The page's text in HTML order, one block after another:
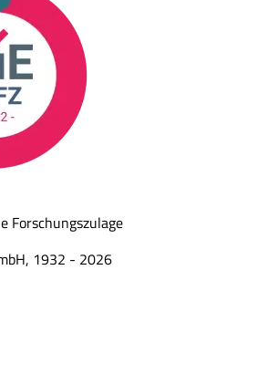
Forschungszulage
1932 - 2026